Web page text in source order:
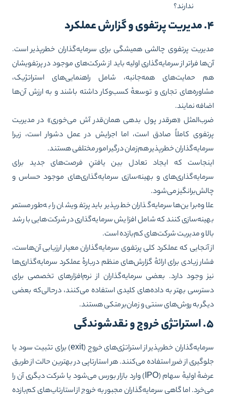
ندارند؟
پرتفوی چالشی همیشگی برای سرمایه‌گذاران خطرپذیر است.
فراتر از سرمایه‌گذاری اولیه باید از شرکت‌های موجود در پرتفویشان
حمایت‌های همه‌جانبه، شامل راهنمایی‌های استراتژیک،
تجاری و توسعهٔ کسب‌وکار داشته باشند و به ارزش آن‌ها
نمایند.
«هرقدر پول بدهی همان‌قدر آش می‌خوری» در مدیریت
کاملاً صادق است، اما اجرایش در عمل دشوار است، زیرا
خطرپذیر هم‌زمان درگیر امور مختلفی هستند.
که ایجاد تعادل بین یافتنِ فرصت‌های جدید برای
و بهینه‌سازی سرمایه‌گذاری‌های موجود حساس و
می‌شود.
این‌ها سرمایه‌گذاران خطرپذیر باید پرتفویشان را به‌طور مستمر
کنند که شامل افزایش سرمایه‌گذاری در شرکت‌هایی با رشد
و مدیریت شرکت‌های کم‌بازده است.
آنجایی که عملکرد کلی پرتفوی سرمایه‌گذاران معیار ارزیابی آن‌هاست،
زیادی برای ارائهٔ گزارش‌های منظم دربارهٔ عملکرد سرمایه‌گذاری‌ها
وجود دارد. بعضی سرمایه‌گذاران از نرم‌افزارهای تخصصی برای
بهتر به داده‌های کلیدی استفاده می‌کنند، درحالی‌که بعضی
به روش‌های سنتی و زمان‌بر متکی هستند.
سرمایه‌گذاران خطرپذیر از استراتژی‌های خروج (exit) برای تثبیت سود یا
از ضرر استفاده می‌کنند. هر استارتاپی در بهترین حالت از طریق
عرضهٔ اولیهٔ سهام (IPO) وارد بازار بورس می‌شود یا شرکت دیگری آن را
اما گاهی سرمایه‌گذاران مجبور به خروج از استارتاپ‌های کم‌بازده